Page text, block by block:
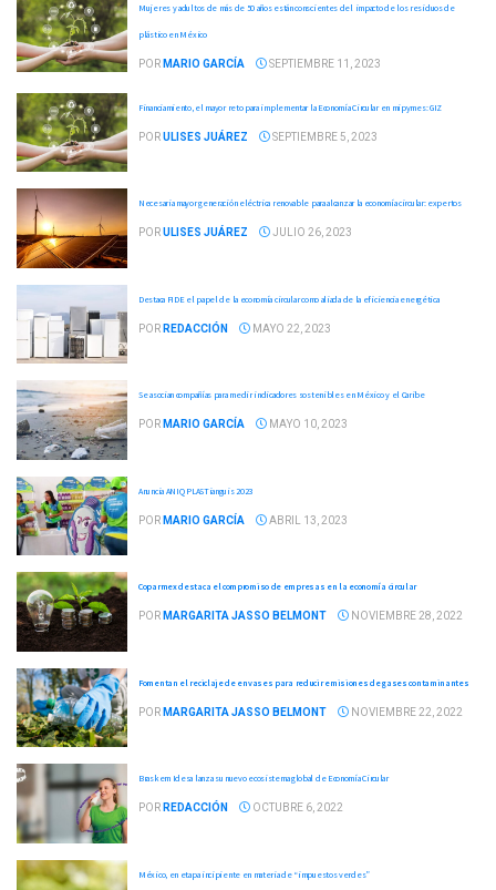
Mujeres y adultos de más de 50 años están conscientes del impacto de los residuos de
plástico en México
POR MARIO GARCÍA SEPTIEMBRE 11, 2023
Financiamiento, el mayor reto para implementar la Economía Circular en mipymes: GIZ
PORULISES JUÁREZ SEPTIEMBRE 5, 2023
Necesaria mayor generación eléctrica renovable para alcanzar la economía circular: expertos
PORULISES JUÁREZ JULIO 26, 2023
Destaca FIDE el papel de la economía circular como aliada de la eficiencia energética
POR REDACCIÓN MAYO 22, 2023
Se asocian compañías para medir indicadores sostenibles en México y el Caribe
POR MARIO GARCÍA MAYO 10, 2023
Anuncia ANIQ PLASTianguis 2023
POR MARIO GARCÍA ABRIL 13, 2023
Coparmex destaca el compromiso de empresas en la economía circular
POR MARGARITA JASSO BELMONT NOVIEMBRE 28, 2022
Fomentan el reciclaje de envases para reducir emisiones de gases contaminantes
POR MARGARITA JASSO BELMONT NOVIEMBRE 22, 2022
Braskem Idesa lanza su nuevo ecosistema global de Economía Circular
POR REDACCIÓN OCTUBRE 6, 2022
México, en etapa incipiente en materia de “impuestos verdes”